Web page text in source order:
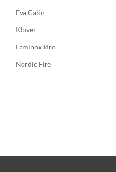
Eva Calòr
Klover
Laminox Idro
Nordic Fire